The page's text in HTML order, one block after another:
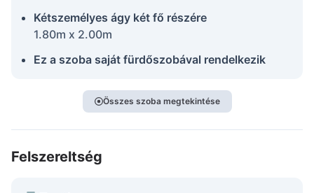
Kétszemélyes ágy két fő részére
1.80m x 2.00m
Ez a szoba saját fürdőszobával rendelkezik
Összes szoba megtekintése
Felszereltség